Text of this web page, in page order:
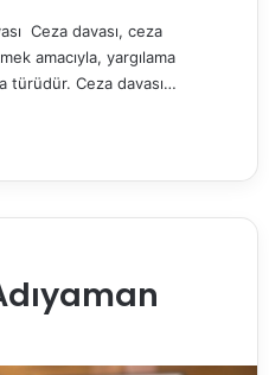
Ceza davası, ceza
amacıyla, yargılama
türüdür. Ceza davası…